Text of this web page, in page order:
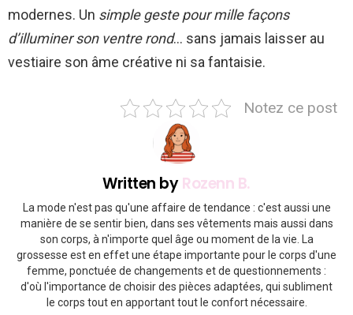
modernes. Un simple geste pour mille façons
d’illuminer son ventre rond… sans jamais laisser au
vestiaire son âme créative ni sa fantaisie.
Notez ce post
Written byRozenn B.
La mode n'est pas qu'une affaire de tendance : c'est aussi une
manière de se sentir bien, dans ses vêtements mais aussi dans
son corps, à n'importe quel âge ou moment de la vie. La
grossesse est en effet une étape importante pour le corps d'une
femme, ponctuée de changements et de questionnements :
d'où l'importance de choisir des pièces adaptées, qui subliment
le corps tout en apportant tout le confort nécessaire.